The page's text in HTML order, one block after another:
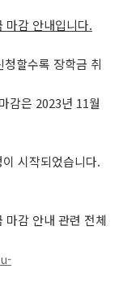
마감 안내입니다.
할수록 장학금 취
감은 2023년 11월
시작되었습니다.
마감 안내 관련 전체